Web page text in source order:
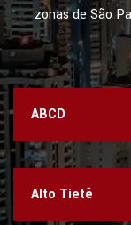
zonas de São
ABCD
Alto Tietê